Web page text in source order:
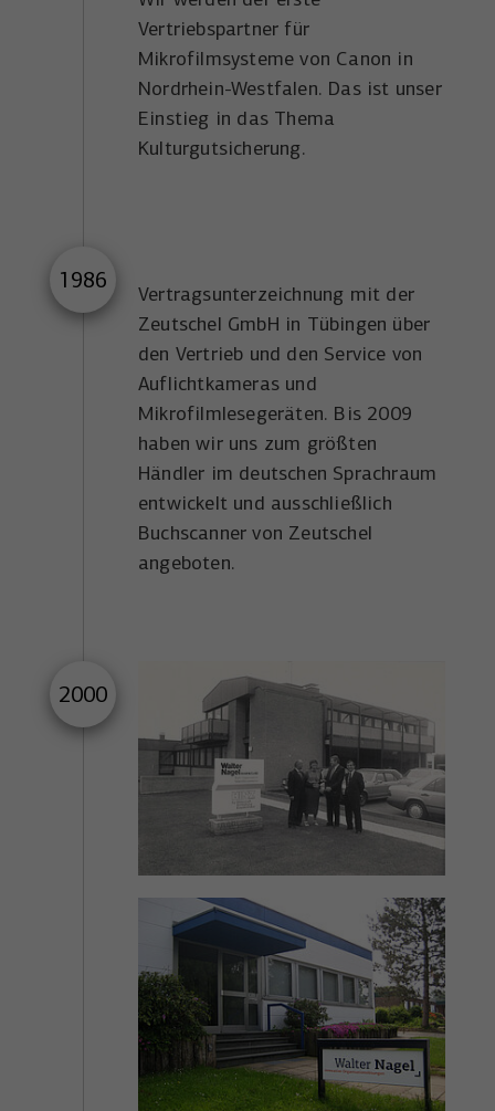
Vertriebspartner für
Mikrofilmsysteme von Canon in
Nordrhein-Westfalen. Das ist unser
Einstieg in das Thema
Kulturgutsicherung.
1986
Vertragsunterzeichnung mit der
Zeutschel GmbH in Tübingen über
den Vertrieb und den Service von
Auflichtkameras und
Mikrofilmlesegeräten. Bis 2009
haben wir uns zum größten
Händler im deutschen Sprachraum
entwickelt und ausschließlich
Buchscanner von Zeutschel
angeboten.
2000
_uetsid
Microsoft Corporation
1 Tag
Wird von Microsoft Bing Ads verwendet
YouTube
6 Monate
entsperren.